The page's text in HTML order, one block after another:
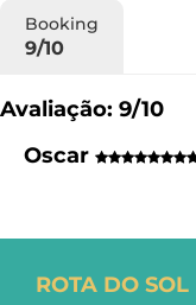
Booking
9/10
Avaliação: 9/10
Oscar
ROTA DO SOL